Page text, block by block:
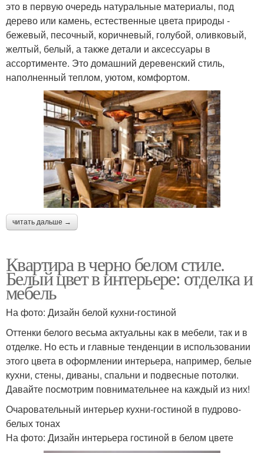
это в первую очередь натуральные материалы, под
дерево или камень, естественные цвета природы -
бежевый, песочный, коричневый, голубой, оливковый,
желтый, белый, а также детали и аксессуары в
ассортименте. Это домашний деревенский стиль,
наполненный теплом, уютом, комфортом.
читать дальше →
Квартира в черно белом стиле.
Белый цвет в интерьере: отделка и
мебель
На фото: Дизайн белой кухни-гостиной
Оттенки белого весьма актуальны как в мебели, так и в
отделке. Но есть и главные тенденции в использовании
этого цвета в оформлении интерьера, например, белые
кухни, стены, диваны, спальни и подвесные потолки.
Давайте посмотрим повнимательнее на каждый из них!
Очаровательный интерьер кухни-гостиной в пудрово-
белых тонах
На фото: Дизайн интерьера гостиной в белом цвете